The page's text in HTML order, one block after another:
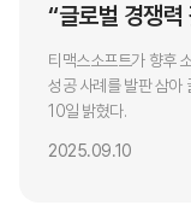
“글로벌 경쟁
티맥스소프트가 향후
성공 사례를 발판 삼아
10일 밝혔다.
2025.09.10